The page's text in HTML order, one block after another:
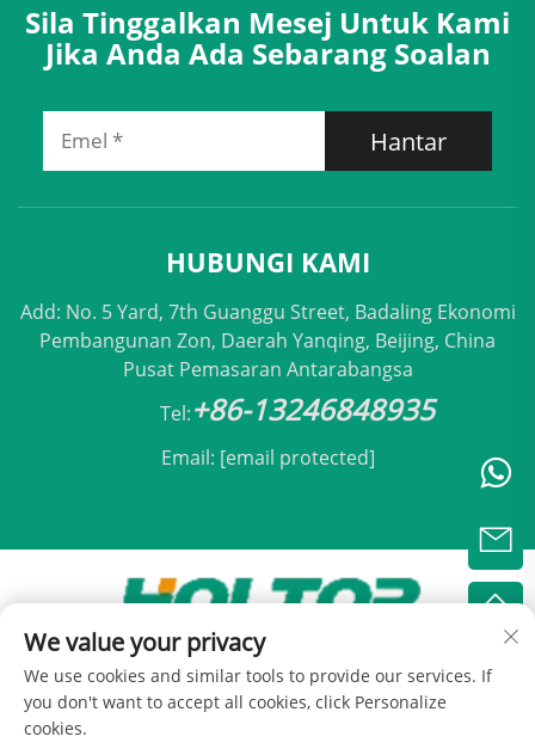
Sila Tinggalkan Mesej Untuk Kami
Jika Anda Ada Sebarang Soalan
Hantar
HUBUNGI KAMI
Add: No. 5 Yard, 7th Guanggu Street, Badaling Ekonomi
Pembangunan Zon, Daerah Yanqing, Beijing, China
Pusat Pemasaran Antarabangsa
Tel:+86-13246848935
Email: [email protected]
Hak Cipta © 2025 oleh Holtop Beijing Air
Conditioning Co., Ltd - Dasar Privasi
We value your privacy
We use cookies and similar tools to provide our services. If
you don't want to accept all cookies, click Personalize
cookies.